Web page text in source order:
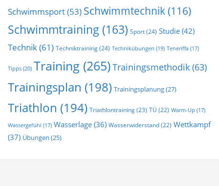
Schwimmsport(53) Schwimmtechnik(116)
Schwimmtraining (163) Sport(24) Studie (42)
Technik(61) Techniktraining(24) Technikübungen (19) Teneriffa (17)
Tipps (20) Training (265)Trainingsmethodik (63)
Trainingsplan (198) Trainingsplanung(27)
Triathlon (194) Triathlontraining(23) TÜ (22) Warm-Up (17)
Wassergefühl (17) Wasserlage (36) Wasserwiderstand(22) Wettkampf
(37) Übungen (25)